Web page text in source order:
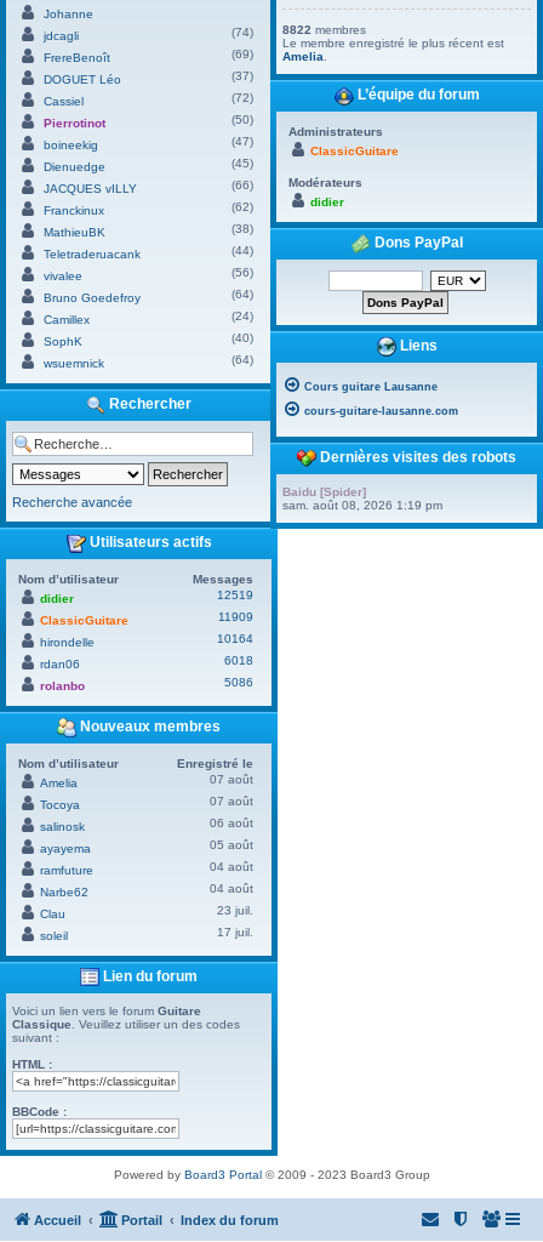
Johanne
jdcagli
(74)
FrereBenoît
(69)
DOGUET Léo
(37)
Cassiel
(72)
Pierrotinot
(50)
boineekig
(47)
Dienuedge
(45)
JACQUES vILLY
(66)
Franckinux
(62)
MathieuBK
(38)
Teletraderuacank
(44)
vivalee
(56)
Bruno Goedefroy
(64)
Camillex
(24)
SophK
(40)
wsuemnick
(64)
Rechercher
Recherche avancée
Utilisateurs actifs
Nom d’utilisateur
Messages
didier
12519
ClassicGuitare
11909
hirondelle
10164
rdan06
6018
rolanbo
5086
Nouveaux membres
Nom d’utilisateur
Enregistré le
Amelia
07 août
Tocoya
07 août
salinosk
06 août
ayayema
05 août
ramfuture
04 août
Narbe62
04 août
Clau
23 juil.
soleil
17 juil.
Lien du forum
Voici un lien vers le forum Guitare
Classique . Veuillez utiliser un des codes
suivant :
HTML :
BBCode :
8822 membres
Le membre enregistré le plus récent est
Amelia
L’équipe du forum
Administrateurs
ClassicGuitare
Modérateurs
didier
Dons PayPal
Liens
Cours guitare Lausanne
cours-guitare-lausanne.com
Dernières visites des robots
Baidu [Spider]
sam. août 08, 2026 1:19 pm
Powered by Board3 Portal© 2009 - 2023 Board3 Group
Accueil Portail Index du forum